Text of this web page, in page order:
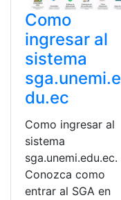
Como
ingresar al
sistema
sga.unemi.e
du.ec
Como ingresar al
sistema
sga.unemi.edu.ec.
Conozca como
entrar al SGA en